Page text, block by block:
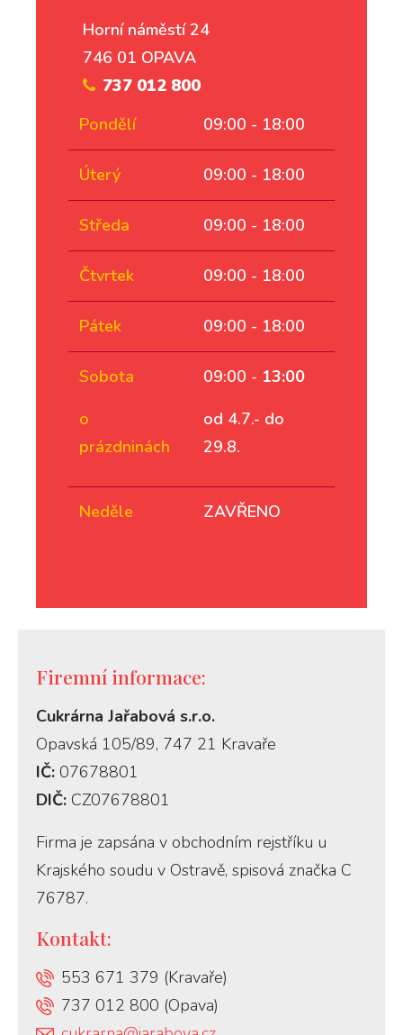
Horní náměstí 24
746 01 OPAVA
737 012 800
Pondělí
09:00 - 18:00
Úterý 09:00 - 18:00
Středa 09:00 - 18:00
Čtvrtek 09:00 - 18:00
Pátek 09:00 - 18:00
Sobota
o
prázdninách
09:00 - 13:00
od 4.7.- do
29.8.
Neděle ZAVŘENO
Firemní informace:
Cukrárna Jařabová s.r.o.
Opavská 105/89, 747 21 Kravaře
IČ: 07678801
DIČ: CZ07678801
Firma je zapsána v obchodním rejstříku u
Krajského soudu v Ostravě, spisová značka C
76787.
Kontakt:
553 671 379 (Kravaře)
737 012 800 (Opava)